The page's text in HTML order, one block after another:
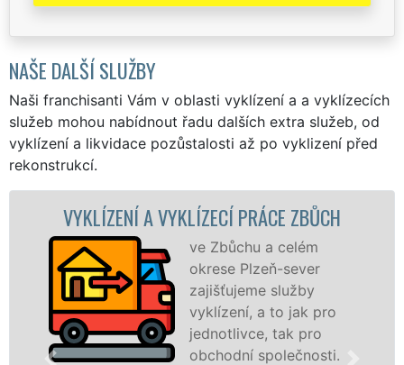
NAŠE DALŠÍ SLUŽBY
Naši franchisanti Vám v oblasti vyklízení a a vyklízecích
služeb mohou nabídnout řadu dalších extra služeb, od
vyklízení a likvidace pozůstalosti až po vyklizení před
rekonstrukcí.
VYKLÍZECÍ PRÁCE ZBŮCH
ve Zbůchu a celém
okrese Plzeň-sever
zajišťujeme služby
vyklízení, a to jak pro
jednotlivce, tak pro
obchodní společnosti.
VYKLÍZECÍ